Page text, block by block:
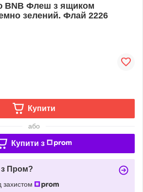
BNB Флеш з ящиком
зелений. Флай 2226
Купити
або
Купити з
з Пром?
захистом